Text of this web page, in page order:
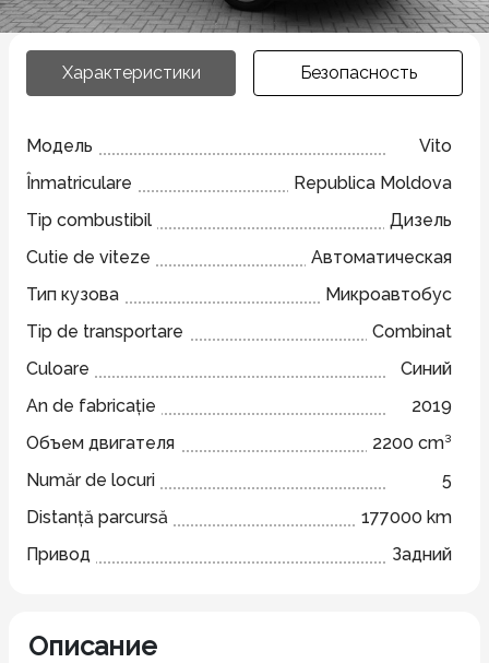
Характеристики Безопасность
Модель
Vito
Înmatriculare
Republica Moldova
Tip combustibil
Дизель
Cutie de viteze
Автоматическая
Тип кузова
Микроавтобус
Tip de transportare
Combinat
Culoare
Синий
An de fabricație
2019
Объем двигателя
2200 cm³
Număr de locuri
5
Distanță parcursă
177000 km
Привод
Задний
Описание